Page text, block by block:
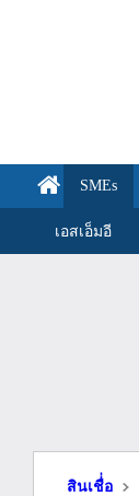
SMEs
เอสเอ็มอี
สินเชื่่อ